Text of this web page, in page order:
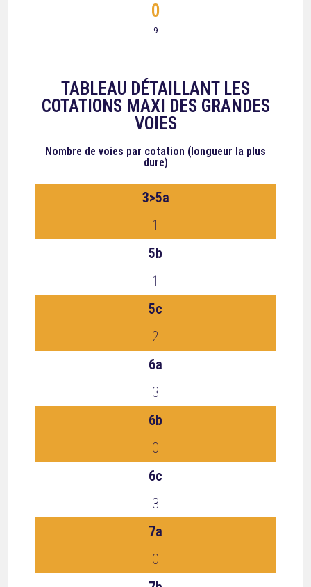
9
0
TABLEAU DÉTAILLANT LES
COTATIONS MAXI DES GRANDES
VOIES
Nombre de voies par cotation (longueur la plus
dure)
3>5a
1
5b
1
5c
2
6a
3
6b
0
6c
3
7a
0